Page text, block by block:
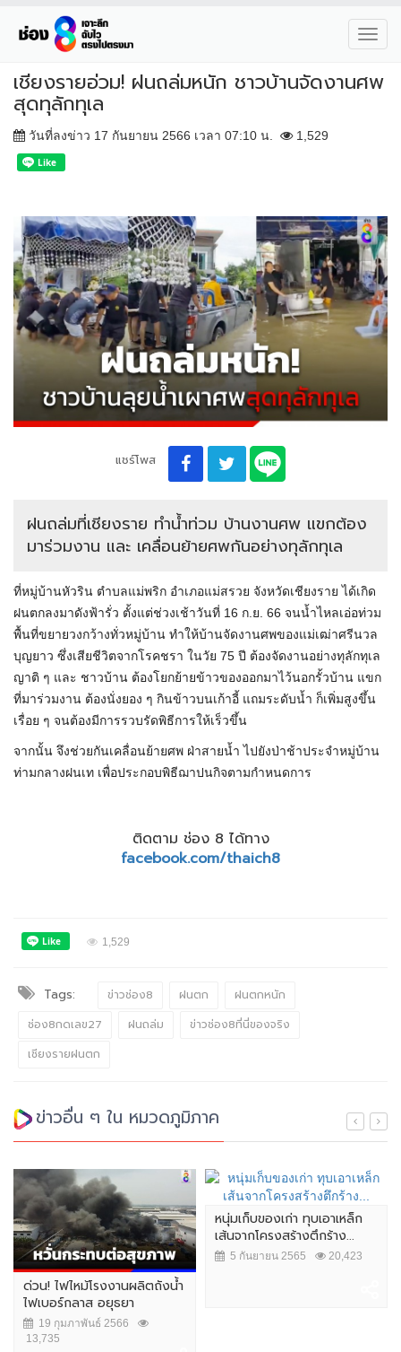
เชียงรายอ่วม! ฝนถล่มหนัก ชาวบ้านจัดงานศพ
สุดทุลักทุเล
วันที่ลงข่าว 17 กันยายน 2566 เวลา 07:10 น. 1,529
แชร์โพส
ฝนถล่มที่เชียงราย ทำน้ำท่วม บ้านงานศพ แขกต้อง
มาร่วมงาน และ เคลื่อนย้ายศพกันอย่างทุลักทุเล
ที่หมู่บ้านหัวริน ตำบลแม่พริก อำเภอแม่สรวย จังหวัดเชียงราย ได้เกิด
ฝนตกลงมาดังฟ้ารั่ว ตั้งแต่ช่วงเช้าวันที่ 16 ก.ย. 66 จนน้ำไหลเอ่อท่วม
พื้นที่ขยายวงกว้างทั่วหมู่บ้าน ทำให้บ้านจัดงานศพของแม่เฒ่าศรีนวล
บุญยาว ซึ่งเสียชีวิตจากโรคชรา ในวัย 75 ปี ต้องจัดงานอย่างทุลักทุเล
ญาติ ๆ และ ชาวบ้าน ต้องโยกย้ายข้าวของออกมาไว้นอกรั้วบ้าน แขก
ที่มาร่วมงาน ต้องนั่งยอง ๆ กินข้าวบนเก้าอี้ แถมระดับน้ำ ก็เพิ่มสูงขึ้น
เรื่อย ๆ จนต้องมีการรวบรัดพิธีการให้เร็วขึ้น
จากนั้น จึงช่วยกันเคลื่อนย้ายศพ ฝ่าสายน้ำ ไปยังป่าช้าประจำหมู่บ้าน
ท่ามกลางฝนเท เพื่อประกอบพิธีฌาปนกิจตามกำหนดการ
ติดตาม ช่อง 8 ได้ทาง
facebook.com/thaich8
1,529
Tags: ข่าวช่อง8 ฝนตก
ฝนตกหนัก
ช่อง8กดเลข27
ฝนถล่ม
ข่าวช่อง8ที่นี่ของจริง
เชียงรายฝนตก
ข่าวอื่น ๆ ใน หมวดภูมิภาค
ด่วน! ไฟไหม้โรงงานผลิตถังน้ำ
ไฟเบอร์กลาส อยุธยา
19 กุมภาพันธ์ 2566
13,735
หนุ่มเก็บของเก่า ทุบเอาเหล็ก
เส้นจากโครงสร้างตึกร้าง...
5 กันยายน 2565 20,423